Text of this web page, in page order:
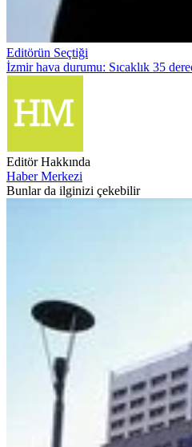
Editörün Seçtiği
İzmir hava durumu: Sıcaklık 35
Editör Hakkında
Haber Merkezi
Bunlar da ilginizi çekebilir